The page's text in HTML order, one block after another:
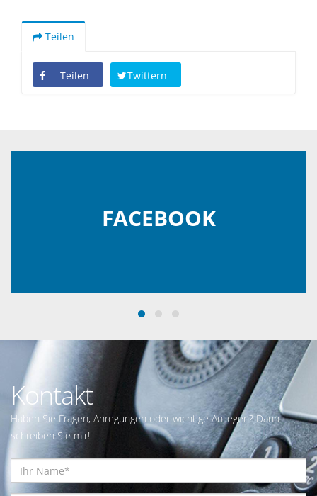
Teilen
Teilen Twittern
FACEBOOK
Kontakt
Haben Sie Fragen, Anregungen oder wichtige Anliegen? Dann
schreiben Sie mir!